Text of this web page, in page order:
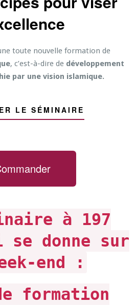
toute nouvelle formation de
, c’est-à-dire de développement
par une vision islamique.
LE SÉMINAIRE
à 197
se donne sur
end :
formation